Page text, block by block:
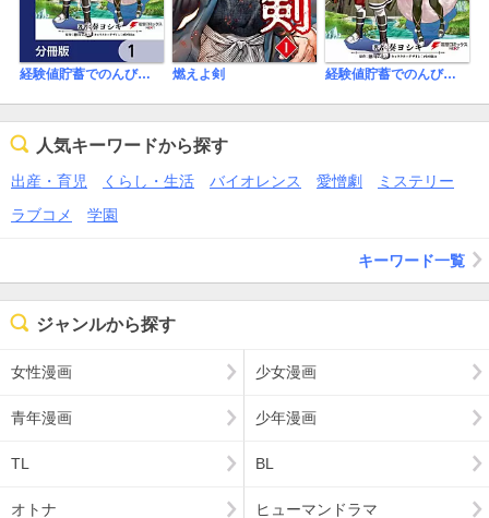
経験値貯蓄でのんびり傷心旅行【分冊版】 燃えよ剣 経験値貯蓄でのんびり傷心旅行
人気キーワードから探す
出産・育児 くらし・生活 バイオレンス 愛憎劇
ミステリー
ラブコメ
学園
キーワード一覧
ジャンルから探す
女性漫画 少女漫画
青年漫画 少年漫画
TL BL
オトナ ヒューマンドラマ